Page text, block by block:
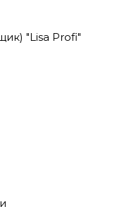
"Lisa Profi"